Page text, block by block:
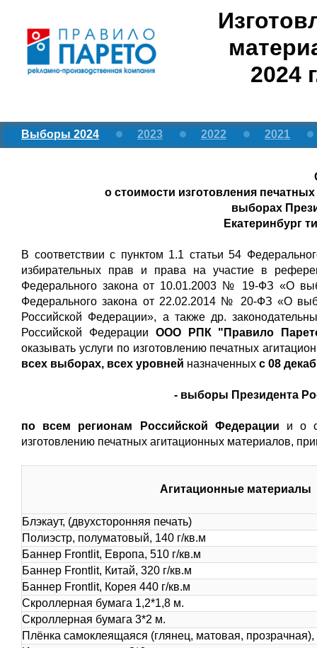
2024
Выборы 2024 2023 2022 2021
о стоимости изготовления
выборах
Екатеринбург
В соответствии с пунктом 1.1 статьи 54
избирательных прав и права на участие в
Федерального закона от 10.01.2003 № 19-ФЗ «О
Федерального закона от 22.02.2014 № 20-ФЗ «О
Российской Федерации», а также др.
Российской Федерации ООО РПК "Правило
оказывать услуги по изготовлению печатных
всех выборах, всех уровней назначенных с 08
- выборы Президента
по всем регионам Российской Федерации и о
изготовлению печатных агитационных материалов,
Агитационные материалы
Блэкаут, (двухсторонняя печать)
Полиэстр, полуматовый, 140 г/кв.м
Баннер Frontlit, Европа, 510 г/кв.м
Баннер Frontlit, Китай, 320 г/кв.м
Баннер Frontlit, Корея 440 г/кв.м
Скроллерная бумага 1,2*1,8 м.
Скроллерная бумага 3*2 м.
Плёнка самоклеящаяся (глянец, матовая,